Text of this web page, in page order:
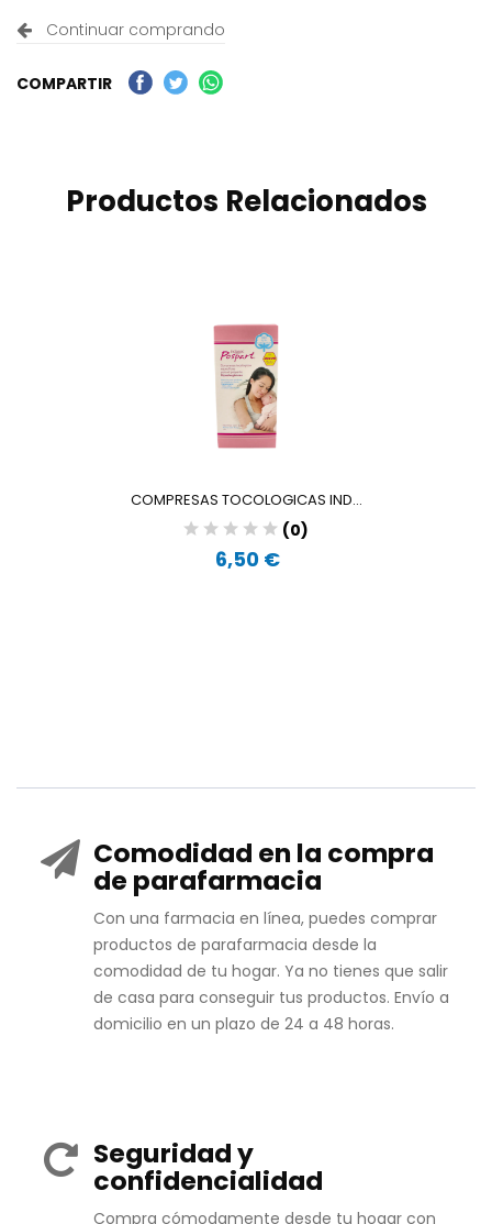
Continuar comprando
COMPARTIR
Productos Relacionados
COMPRESAS TOCOLOGICAS IND...
(0)
6,50 €
Comodidad en la compra
de parafarmacia
Con una farmacia en línea, puedes comprar
productos de parafarmacia desde la
comodidad de tu hogar. Ya no tienes que salir
de casa para conseguir tus productos. Envío a
domicilio en un plazo de 24 a 48 horas.
Seguridad y
confidencialidad
Compra cómodamente desde tu hogar con